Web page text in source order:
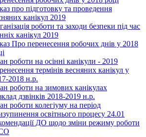
про підготовку та проведення
канікул 2019
роботи та заходи безпеки під час
канікул 2019
Про перенесення робочих днів у 2018
роботи на осінні канікули - 2019
термінів весняних канікул у
2018 н.р.
роботи на зимових канікулах
дзвінків 2018-2019 н.р.
роботи колегіуму на період
освітнього процесу 24.01
ДО щодо зміни режиму роботи